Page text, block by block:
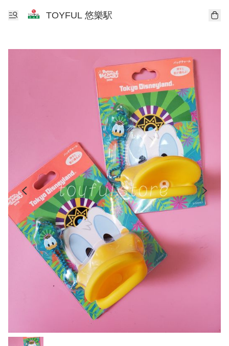
TOYFUL 悠樂駅